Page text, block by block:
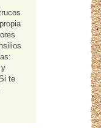
y
te